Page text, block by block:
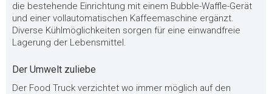
die bestehende Einrichtung mit einem Bubble-Waffle-Gerät
und einer vollautomatischen Kaffeemaschine ergänzt.
Diverse Kühlmöglichkeiten sorgen für eine einwandfreie
Lagerung der Lebensmittel.
Der Umwelt zuliebe
Der Food Truck verzichtet wo immer möglich auf den